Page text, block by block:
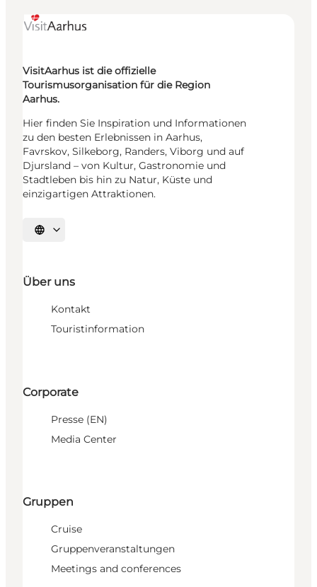
VisitAarhus ist die offizielle
Tourismusorganisation für die Region
Aarhus.
Hier finden Sie Inspiration und Informationen
zu den besten Erlebnissen in Aarhus,
Favrskov, Silkeborg, Randers, Viborg und auf
Djursland – von Kultur, Gastronomie und
Stadtleben bis hin zu Natur, Küste und
einzigartigen Attraktionen.
Sprache auswählen
Über uns
Kontakt
Touristinformation
Corporate
Presse (EN)
Media Center
Gruppen
Cruise
Gruppenveranstaltungen
Meetings and conferences